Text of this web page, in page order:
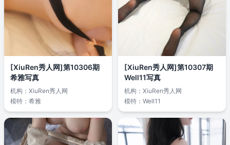
[XiuRen秀人网]第10306期
希雅写真
机构： XiuRen秀人网
模特： 希雅
[XiuRen秀人网]第10307期
Well11写真
机构： XiuRen秀人网
模特： Well11